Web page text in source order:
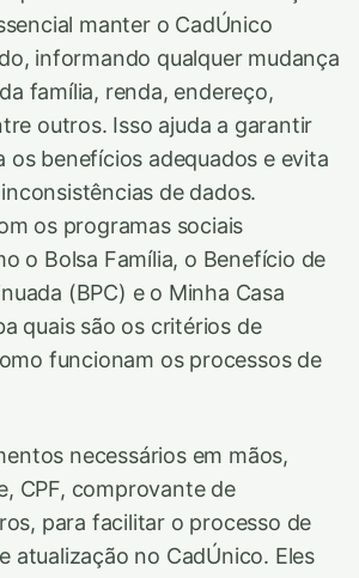
manter o CadÚnico
informando qualquer mudança
família, renda, endereço,
outros. Isso ajuda a garantir
os benefícios adequados e evita
de dados.
os programas sociais
o Bolsa Família, o Benefício de
(BPC) e o Minha Casa
quais são os critérios de
funcionam os processos de
necessários em mãos,
CPF, comprovante de
para facilitar o processo de
atualização no CadÚnico. Eles